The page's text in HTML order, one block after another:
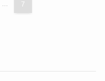
... 7